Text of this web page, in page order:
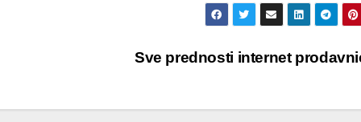
Sve prednosti internet